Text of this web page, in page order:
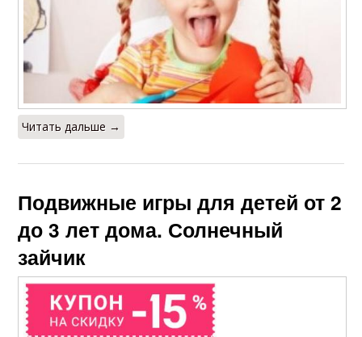
Читать дальше →
Подвижные игры для детей от 2
до 3 лет дома. Солнечный
зайчик